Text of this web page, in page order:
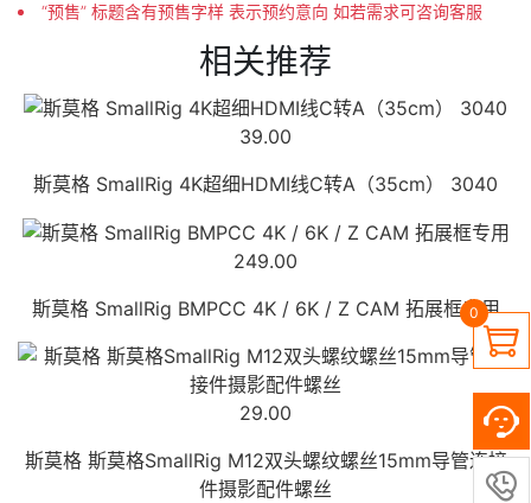

0

“预售” 标题含有预售字样 表示预约意向 如若需求可咨询客服
相关推荐
39.00
斯莫格 SmallRig 4K超细HDMI线C转A（35cm） 3040
249.00
斯莫格 SmallRig BMPCC 4K / 6K / Z CAM 拓展框专用
29.00
斯莫格 斯莫格SmallRig M12双头螺纹螺丝15mm导管连接
件摄影配件螺丝